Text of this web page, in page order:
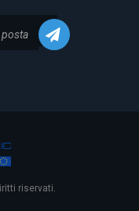
riservati.